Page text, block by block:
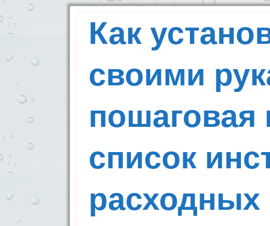
Как
своими
пошаговая
список
расходных